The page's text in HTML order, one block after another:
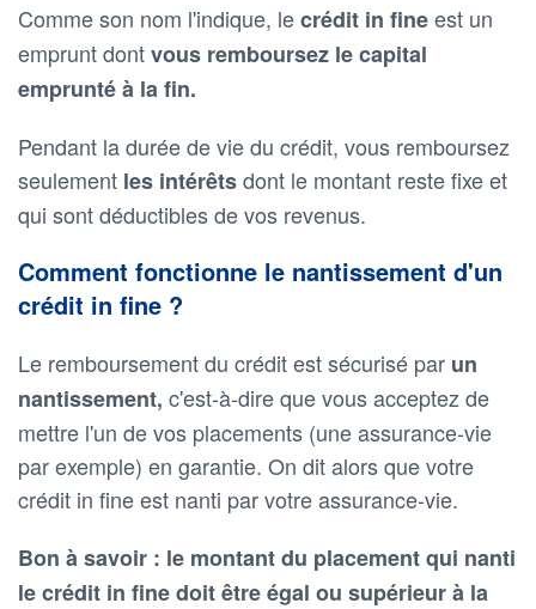
Comme son nom l'indique, lecrédit in fineest un
emprunt dontvous remboursez le capital
emprunté à la fin.
Pendant la durée de vie du crédit, vous remboursez
seulement les intérêtsdont le montant reste fixe et
qui sont déductibles de vos revenus.
Comment fonctionne le nantissement d'un
crédit in fine ?
Le remboursement du crédit est sécurisé par un
nantissement, c'est-à-dire que vous acceptez de
mettre l'un de vos placements (une assurance-vie
par exemple) en garantie. On dit alors que votre
crédit in fine est nanti par votre assurance-vie.
Bon à savoir : le montant du placement qui nanti
le crédit in fine doit être égal ou supérieur à la